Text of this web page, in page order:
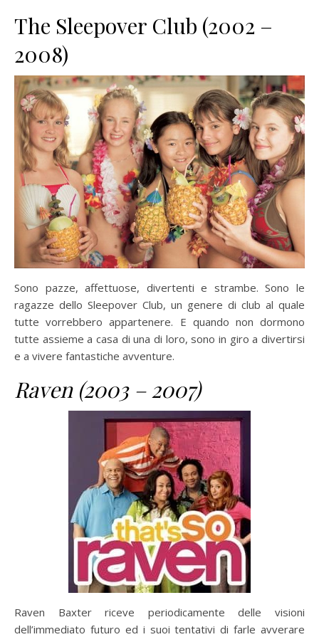
The Sleepover Club (2002 –
2008)
Sono pazze, affettuose, divertenti e strambe. Sono le
ragazze dello Sleepover Club, un genere di club al quale
tutte vorrebbero appartenere. E quando non dormono
tutte assieme a casa di una di loro, sono in giro a divertirsi
e a vivere fantastiche avventure.
Raven (2003 – 2007)
Raven Baxter riceve periodicamente delle visioni
dell’immediato futuro ed i suoi tentativi di farle avverare